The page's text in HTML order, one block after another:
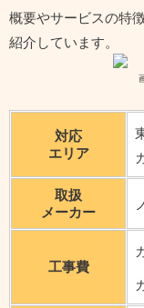
概要やサービスの特
紹介しています。
対応
エリア
取扱
メーカー
工事費